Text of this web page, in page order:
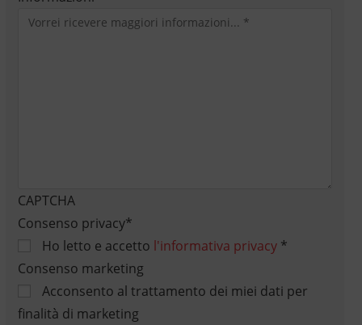
CAPTCHA
Consenso privacy*
Ho letto e accetto l'informativa privacy*
Consenso marketing
Acconsento al trattamento dei miei dati per
finalità di marketing